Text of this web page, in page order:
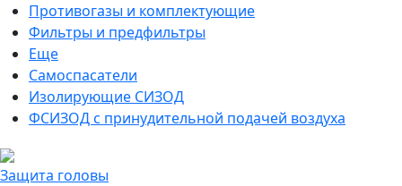
Противогазы и комплектующие
Фильтры и предфильтры
Еще
Самоспасатели
Изолирующие СИЗОД
ФСИЗОД с принудительной подачей воздуха
Защита головы